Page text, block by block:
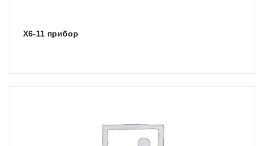
Х6-11 прибор